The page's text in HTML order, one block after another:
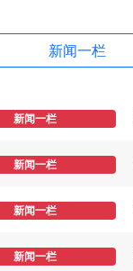
新闻一栏
新闻一栏
新闻一栏
新闻一栏
新闻一栏